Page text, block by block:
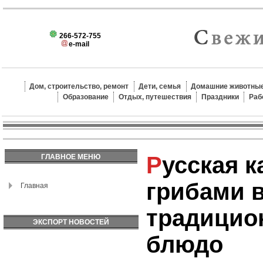
266-572-755
e-mail
Дом, строительство, ремонт Дети, семья
Домашние
Образование
Отдых, путешествия Праздники
ГЛАВНОЕ МЕНЮ
Главная
ЭКСПОРТ НОВОСТЕЙ
Русская картошка с
грибами
блюдо